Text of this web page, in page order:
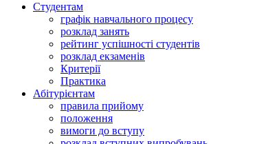
Студентам
графік навчального процесу
розклад занять
рейтинг успішності студентів
розклад екзаменів
Критерії
Практика
Абітурієнтам
правила прийому
положення
вимоги до вступу